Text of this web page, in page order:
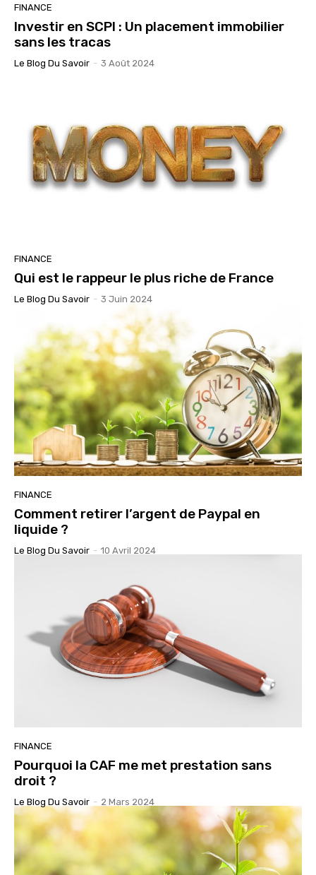
FINANCE
Investir en SCPI : Un placement immobilier
sans les tracas
Le Blog Du Savoir - 3 Août 2024
FINANCE
Qui est le rappeur le plus riche de France
Le Blog Du Savoir - 3 Juin 2024
FINANCE
Comment retirer l’argent de Paypal en
liquide ?
Le Blog Du Savoir - 10 Avril 2024
FINANCE
Pourquoi la CAF me met prestation sans
droit ?
Le Blog Du Savoir - 2 Mars 2024